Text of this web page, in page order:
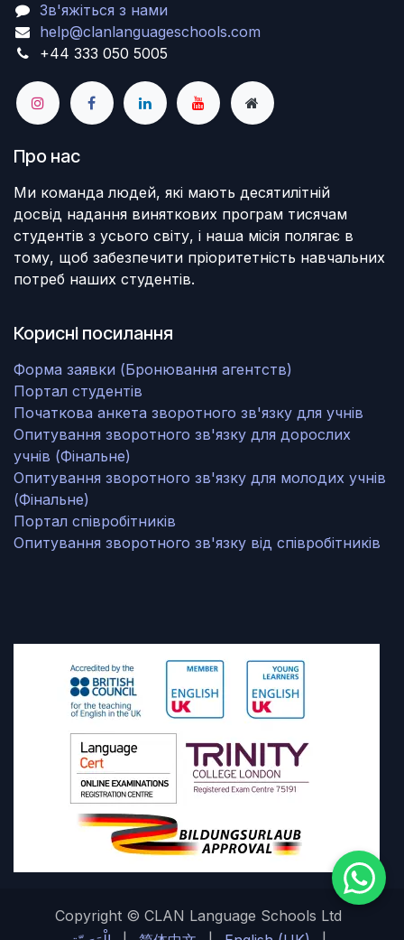
Зв'яжіться з нами
help@clanlanguageschools.com
+44 333 050 5005
Про нас
Ми команда людей, які мають десятилітній
досвід надання виняткових програм тисячам
студентів з усього світу, і наша місія полягає в
тому, щоб забезпечити пріоритетність навчальних
потреб наших студентів.
Корисні посилання
Форма заявки (Бронювання агентств)
Портал студентів
Початкова анкета зворотного зв'язку для учнів
Опитування зворотного зв'язку для дорослих
учнів (Фінальне)
Опитування зворотного зв'язку для молодих учнів
(Фінальне)
Портал співробітників
Опитування зворотного зв'язку від співробітників
Copyright © CLAN Language Schools Ltd